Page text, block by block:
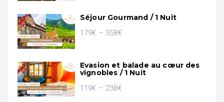
Séjour Gourmand / 1 Nuit
179€ – 358€
Evasion et balade au cœur des
vignobles / 1 Nuit
119€ – 238€